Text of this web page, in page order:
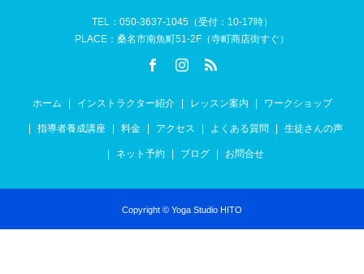
TEL：050-3637-1045（受付：10-17時）
PLACE：桑名市南魚町51-2F（寺町商店街すぐ）
ホーム インストラクター紹介 レッスン案内 ワークショップ
指導者養成講座 料金 アクセス よくある質問 生徒さんの声
ネット予約 ブログ お問合せ
Copyright © Yoga Studio HITO